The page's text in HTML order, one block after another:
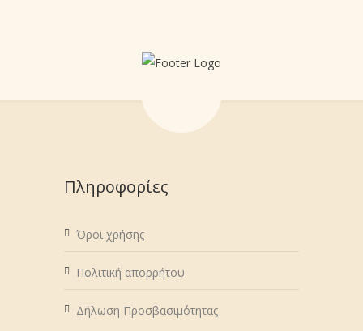
Πληροφορίες
Όροι χρήσης
Πολιτική απορρήτου
Δήλωση Προσβασιμότητας